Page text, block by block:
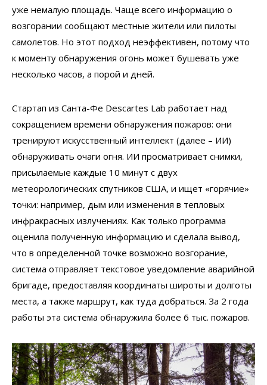
уже немалую площадь. Чаще всего информацию о
возгорании сообщают местные жители или пилоты
самолетов. Но этот подход неэффективен, потому что
к моменту обнаружения огонь может бушевать уже
несколько часов, а порой и дней.
Стартап из Санта-Фе Descartes Lab работает над
сокращением времени обнаружения пожаров: они
тренируют искусственный интеллект (далее – ИИ)
обнаруживать очаги огня. ИИ просматривает снимки,
присылаемые каждые 10 минут с двух
метеорологических спутников США, и ищет «горячие»
точки: например, дым или изменения в тепловых
инфракрасных излучениях. Как только программа
оценила полученную информацию и сделала вывод,
что в определенной точке возможно возгорание,
система отправляет текстовое уведомление аварийной
бригаде, предоставляя координаты широты и долготы
места, а также маршрут, как туда добраться. За 2 года
работы эта система обнаружила более 6 тыс. пожаров.